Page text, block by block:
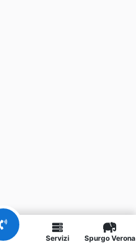
Servizi Spurgo Verona